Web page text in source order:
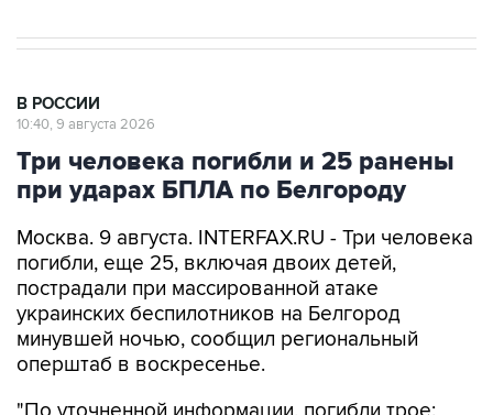
Три человека погибли и 25 ранены
при ударах БПЛА по Белгороду
Москва. 9 августа. INTERFAX.RU - Три человека
пострадали при массированной атаке
украинских беспилотников на Белгород
минувшей ночью, сообщил региональный
оперштаб в воскресенье.
"По уточненной информации, погибли трое: